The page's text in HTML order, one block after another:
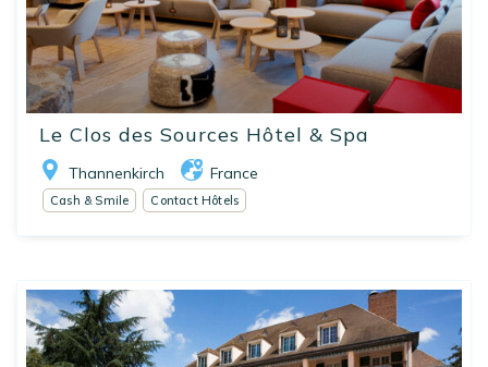
Le Clos des Sources Hôtel & Spa
Thannenkirch France
Cash & Smile Contact Hôtels